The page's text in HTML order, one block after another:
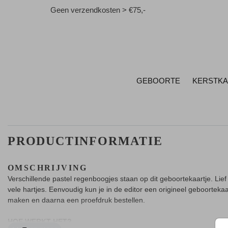
Geen verzendkosten > €75,-
GEBOORTE
PRODUCTINFORMATIE
OMSCHRIJVING
Verschillende pastel regenboogjes staan op dit geboortekaartje. Lief
vele hartjes. Eenvoudig kun je in de editor een origineel
maken en daarna een proefdruk bestellen.